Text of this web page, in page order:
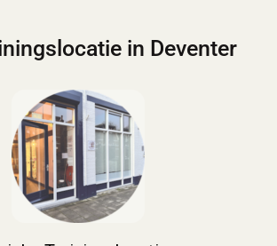
in Deventer